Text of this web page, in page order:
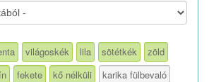
világoskék lila sötétkék
zöld
fekete kő nélküli
karika fülbevaló